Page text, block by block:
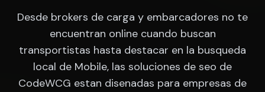
Desde brokers de carga y embarcadores no te
encuentran online cuando buscan
transportistas hasta destacar en la busqueda
local de Mobile, las soluciones de seo de
CodeWCG estan disenadas para empresas de